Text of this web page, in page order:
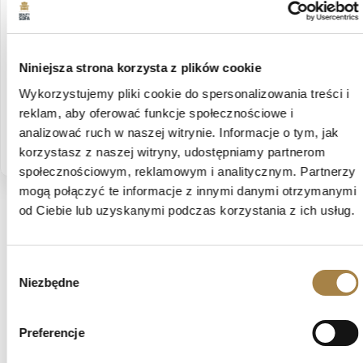
Niniejsza strona korzysta z plików cookie
Wykorzystujemy pliki cookie do spersonalizowania treści i
reklam, aby oferować funkcje społecznościowe i
analizować ruch w naszej witrynie. Informacje o tym, jak
korzystasz z naszej witryny, udostępniamy partnerom
społecznościowym, reklamowym i analitycznym. Partnerzy
mogą połączyć te informacje z innymi danymi otrzymanymi
od Ciebie lub uzyskanymi podczas korzystania z ich usług.
zgody
Niezbędne
Preferencje
Czas dostawy: 15 dni roboczych
shopping_cart Zobacz więcej
Odkryj kolekcję Linna
favorite_border